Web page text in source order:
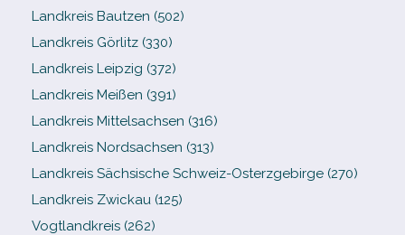
Landkreis Bautzen (502)
Landkreis Görlitz (330)
Landkreis Leipzig (372)
Landkreis Meißen (391)
Landkreis Mittelsachsen (316)
Landkreis Nordsachsen (313)
Landkreis Sächsische Schweiz-​Osterzgebirge (270)
Landkreis Zwickau (125)
Vogtlandkreis (262)